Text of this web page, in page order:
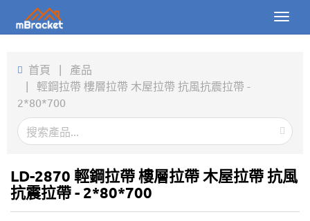
Toggle
產品
新聞
關於我們
首頁 | 產品
| 輕鋼拉帶 樓層拉帶 木屋拉帶 抗風抗震拉帶 -
2*80*700
LD-2870 輕鋼拉帶 樓層拉帶 木屋拉帶 抗風
抗震拉帶 - 2*80*700